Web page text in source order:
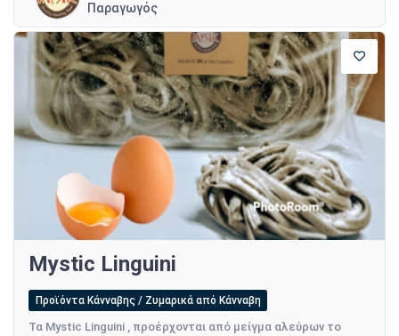
Παραγωγός
Mystic Linguini
Προϊόντα Κάνναβης / Ζυμαρικά από Κάνναβη
Τα Mystic Linguini , προέρχονται από μείγμα αλεύρων το